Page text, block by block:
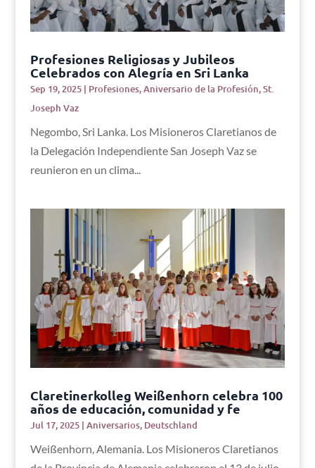
Profesiones Religiosas y Jubileos
Celebrados con Alegría en Sri Lanka
Sep 19, 2025| Profesiones,Aniversario de la Profesión,St.
Joseph Vaz
Negombo, Sri Lanka. Los Misioneros Claretianos de
la Delegación Independiente San Joseph Vaz se
reunieron en un clima...
Claretinerkolleg Weißenhorn celebra 100
años de educación, comunidad y fe
Jul 17, 2025| Aniversarios, Deutschland
Weißenhorn, Alemania. Los Misioneros Claretianos